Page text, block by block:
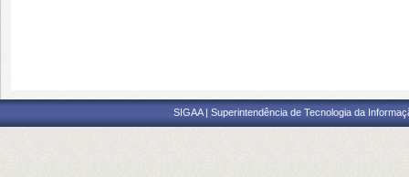
SIGAA | Superintendência de Tecnologia da